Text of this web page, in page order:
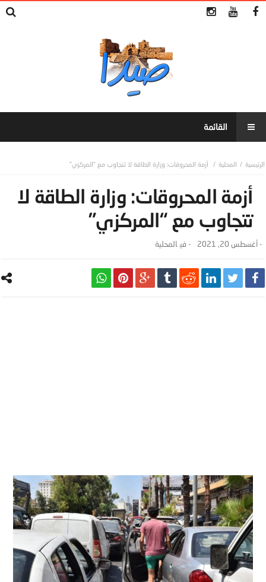
المحلية أزمة المحروقات: وزارة الطاقة لا تتجاوب مع “المركزي”
أزمة المحروقات: وزارة الطاقة لا
تتجاوب مع “المركزي”
-أغسطس 20, 2021 - ‎في المحلية